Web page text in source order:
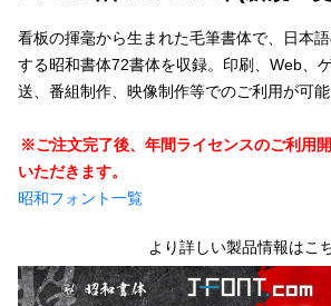
マイページ
お気に入り
ご利用ガイド
よくあるご質問
教科書体
草書体
江戸文字 デ
太さ・ウェイト
看板の揮毫から生まれた毛筆書体で、日本
する昭和書体72書体を収録。印刷、Web、
送、番組制作、映像制作等でのご利用が可能
※ご注文完了後、年間ライセンスのご利用
いただきます。
昭和フォント一覧
より詳しい製品情報はこ